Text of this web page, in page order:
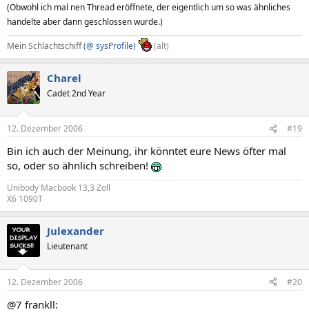
(Obwohl ich mal nen Thread eröffnete, der eigentlich um so was ähnliches
handelte aber dann geschlossen wurde.)
Mein Schlachtschiff(@ sysProfile) (alt)
Charel
Cadet 2nd Year
12. Dezember 2006 #19
Bin ich auch der Meinung, ihr könntet eure News öfter mal
so, oder so ähnlich schreiben!
Unibody Macbook 13,3 Zoll
X6 1090T
Julexander
Lieutenant
12. Dezember 2006 #20
@7 frankll: